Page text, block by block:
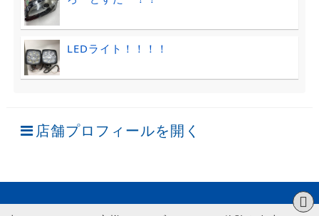
LEDライト！！！！
店舗プロフィールを開く